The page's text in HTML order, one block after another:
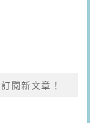
閱新文章！